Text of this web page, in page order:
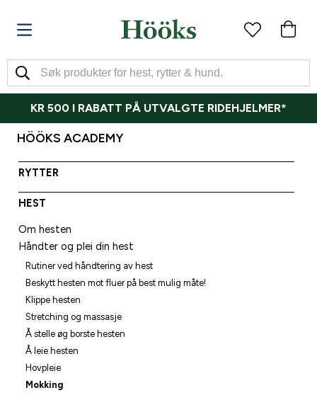
KR 500 I RABATT PÅ UTVALGTE RIDEHJELMER*
HÖÖKS ACADEMY
RYTTER
HEST
Om hesten
Håndter og plei din hest
Rutiner ved håndtering av hest
Beskytt hesten mot fluer på best mulig måte!
Klippe hesten
Stretching og massasje
Å stelle øg borste hesten
Å leie hesten
Hovpleie
Mokking